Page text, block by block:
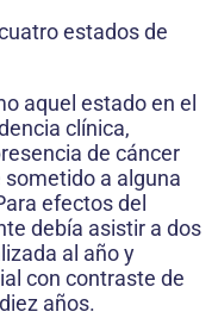
estados de
aquel estado en el
clínica,
de cáncer
a alguna
efectos del
debía asistir a dos
al año y
con contraste de
años.